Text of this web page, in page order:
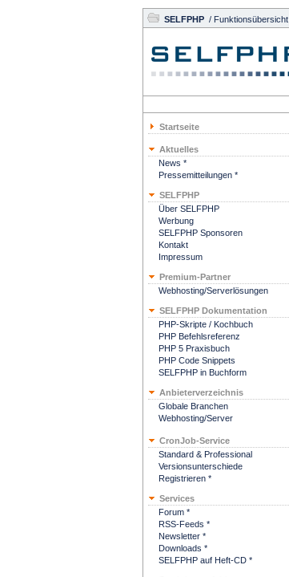
SELFPHP / Funktionsübersicht
Startseite
Aktuelles
News *
Pressemitteilungen *
SELFPHP
Über SELFPHP
Werbung
SELFPHP Sponsoren
Kontakt
Impressum
Premium-Partner
Webhosting/Serverlösungen
SELFPHP Dokumentation
PHP-Skripte / Kochbuch
PHP Befehlsreferenz
PHP 5 Praxisbuch
PHP Code Snippets
SELFPHP in Buchform
Anbieterverzeichnis
Globale Branchen
Webhosting/Server
CronJob-Service
Standard & Professional
Versionsunterschiede
Registrieren *
Services
Forum *
RSS-Feeds *
Newsletter *
Downloads *
SELFPHP auf Heft-CD *